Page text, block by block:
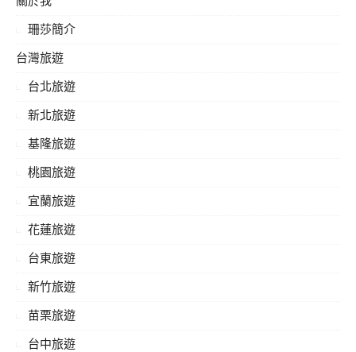
字:
珊莎簡介
台灣旅遊
台北旅遊
新北旅遊
基隆旅遊
桃園旅遊
宜蘭旅遊
花蓮旅遊
台東旅遊
新竹旅遊
苗栗旅遊
台中旅遊